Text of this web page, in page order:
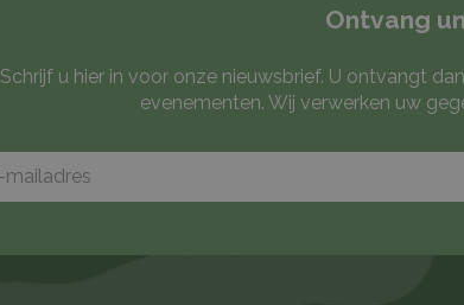
Ontvang
Schrijf u hier in voor onze nieuwsbrief. U ontvangt
evenementen. Wij verwerken uw